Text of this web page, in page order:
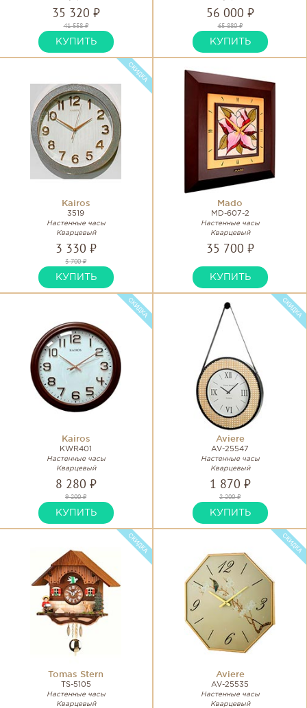
35 320 ₽
41 558 ₽
КУПИТЬ
56 000 ₽
65 880 ₽
КУПИТЬ
Kairos
3519
Настенные часы
Кварцевый
3 330 ₽
3 700 ₽
КУПИТЬ
Mado
MD-607-2
Настенные часы
Кварцевый
35 700 ₽
КУПИТЬ
Kairos
KWR401
Настенные часы
Кварцевый
8 280 ₽
9 200 ₽
КУПИТЬ
Aviere
AV-25547
Настенные часы
Кварцевый
1 870 ₽
2 200 ₽
КУПИТЬ
Tomas Stern
TS-5105
Настенные часы
Кварцевый
Aviere
AV-25535
Настенные часы
Кварцевый